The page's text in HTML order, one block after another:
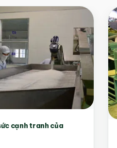
cạnh tranh của